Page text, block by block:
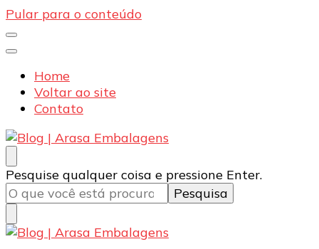
Pular para o conteúdo
Home
Voltar ao site
Contato
Blog | Arasa Embalagens
Confira conteúdos sobre embalagens para pizzas,
doces e salgados. Tudo para seu comércio com a
qualidade Arasa. Leia nossos conteúdos!
Procurando
algo?
Pesquise qualquer coisa e pressione Enter.